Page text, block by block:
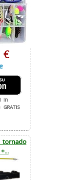
€
in
tornado